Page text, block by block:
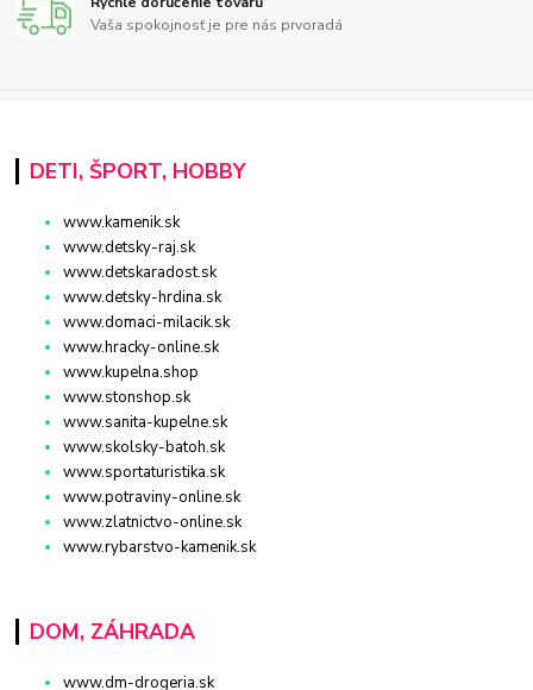
Vaša spokojnosť je pre nás prvoradá
DETI, ŠPORT, HOBBY
www.kamenik.sk
www.detsky-raj.sk
www.detskaradost.sk
www.detsky-hrdina.sk
www.domaci-milacik.sk
www.hracky-online.sk
www.kupelna.shop
www.stonshop.sk
www.sanita-kupelne.sk
www.skolsky-batoh.sk
www.sportaturistika.sk
www.potraviny-online.sk
www.zlatnictvo-online.sk
www.rybarstvo-kamenik.sk
DOM, ZÁHRADA
www.dm-drogeria.sk